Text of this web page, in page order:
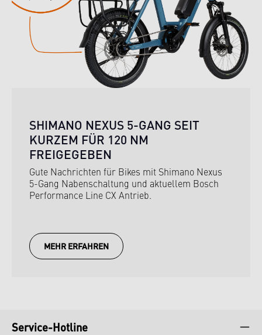
SHIMANO NEXUS 5-GANG SEIT
KURZEM FÜR 120 NM
FREIGEGEBEN
Gute Nachrichten für Bikes mit Shimano Nexus
5-Gang Nabenschaltung und aktuellem Bosch
Performance Line CX Antrieb.
MEHR ERFAHREN
Service-Hotline